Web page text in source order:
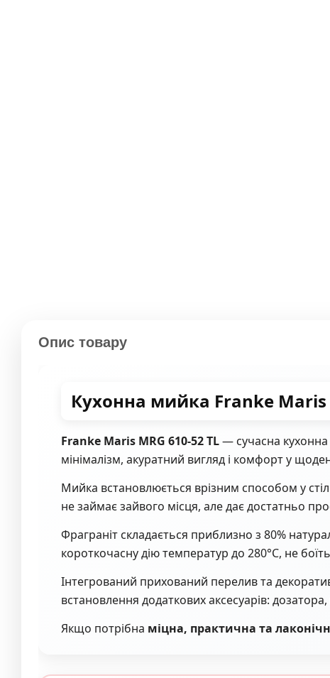
Опис товару
Кухонна мийка Franke Maris
Franke Maris MRG 610-52 TL— сучасна
мінімалізм, акуратний вигляд і комфорт у
Мийка встановлюється врізним способом у
не займає зайвого місця, але дає достатньо
Фраграніт складається приблизно з 80%
короткочасну дію температур до 280°C, не
Інтегрований прихований перелив та
встановлення додаткових аксесуарів:
Якщо потрібна міцна, практична та